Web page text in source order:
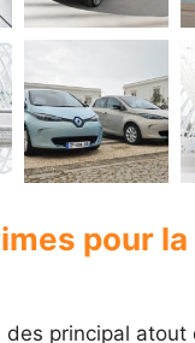
pour la
des principal